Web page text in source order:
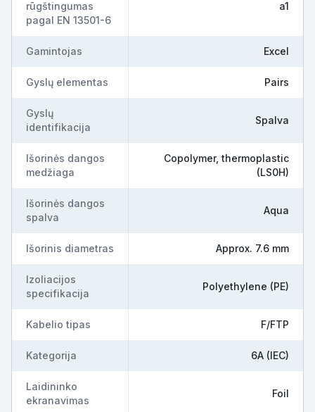
rūgštingumas
pagal EN 13501-6
a1
Gamintojas Excel
Gyslų elementas Pairs
Gyslų
identifikacija
Spalva
Išorinės dangos
medžiaga
Copolymer, thermoplastic
(LS0H)
Išorinės dangos
spalva
Aqua
Išorinis diametras Approx. 7.6 mm
Izoliacijos
specifikacija
Polyethylene (PE)
Kabelio tipas F/FTP
Kategorija 6A (IEC)
Laidininko
ekranavimas
Foil